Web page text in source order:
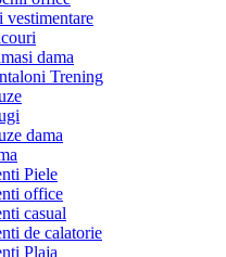
vestimentare
dama
Trening
dama
Piele
office
casual
de calatorie
Plaja